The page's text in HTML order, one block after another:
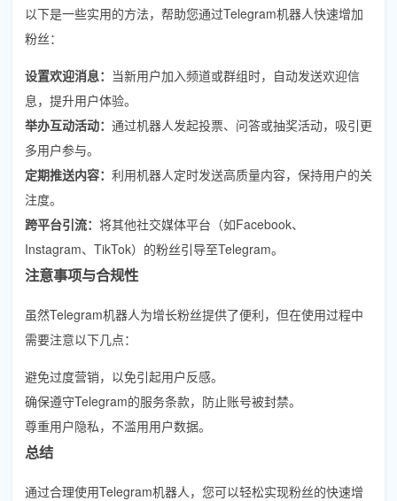
以下是一些实用的方法，帮助您通过Telegram机器人快速增加
粉丝：
设置欢迎消息： 当新用户加入频道或群组时，自动发送欢迎信
息，提升用户体验。
举办互动活动： 通过机器人发起投票、问答或抽奖活动，吸引更
多用户参与。
定期推送内容： 利用机器人定时发送高质量内容，保持用户的关
注度。
跨平台引流： 将其他社交媒体平台（如Facebook、
Instagram、TikTok）的粉丝引导至Telegram。
注意事项与合规性
虽然Telegram机器人为增长粉丝提供了便利，但在使用过程中
需要注意以下几点：
避免过度营销，以免引起用户反感。
确保遵守Telegram的服务条款，防止账号被封禁。
尊重用户隐私，不滥用用户数据。
总结
通过合理使用Telegram机器人，您可以轻松实现粉丝的快速增